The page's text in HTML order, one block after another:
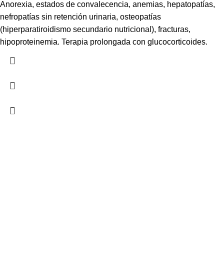
Anorexia, estados de convalecencia, anemias, hepatopatías,
nefropatías sin retención urinaria, osteopatías
(hiperparatiroidismo secundario nutricional), fracturas,
hipoproteinemia. Terapia prolongada con glucocorticoides.